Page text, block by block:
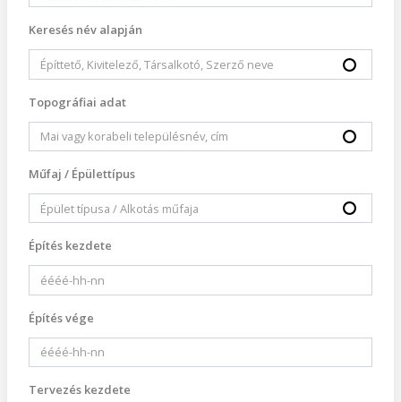
Keresés név alapján
Topográfiai adat
Műfaj / Épülettípus
Építés kezdete
Építés vége
Tervezés kezdete